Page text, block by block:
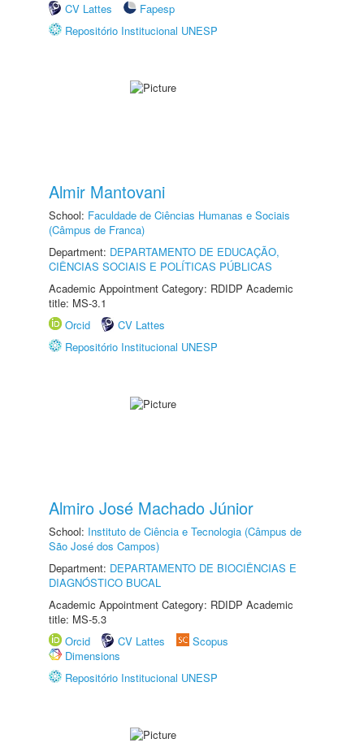
CV Lattes
Fapesp
Repositório Institucional UNESP
Almir Mantovani
School: Faculdade de Ciências Humanas e Sociais
(Câmpus de Franca)
Department: DEPARTAMENTO DE EDUCAÇÃO,
CIÊNCIAS SOCIAIS E POLÍTICAS PÚBLICAS
Academic Appointment Category: RDIDP Academic
title: MS-3.1
Orcid
CV Lattes
Repositório Institucional UNESP
Almiro José Machado Júnior
School: Instituto de Ciência e Tecnologia (Câmpus de
São José dos Campos)
Department: DEPARTAMENTO DE BIOCIÊNCIAS E
DIAGNÓSTICO BUCAL
Academic Appointment Category: RDIDP Academic
title: MS-5.3
Orcid
CV Lattes
Scopus
Dimensions
Repositório Institucional UNESP